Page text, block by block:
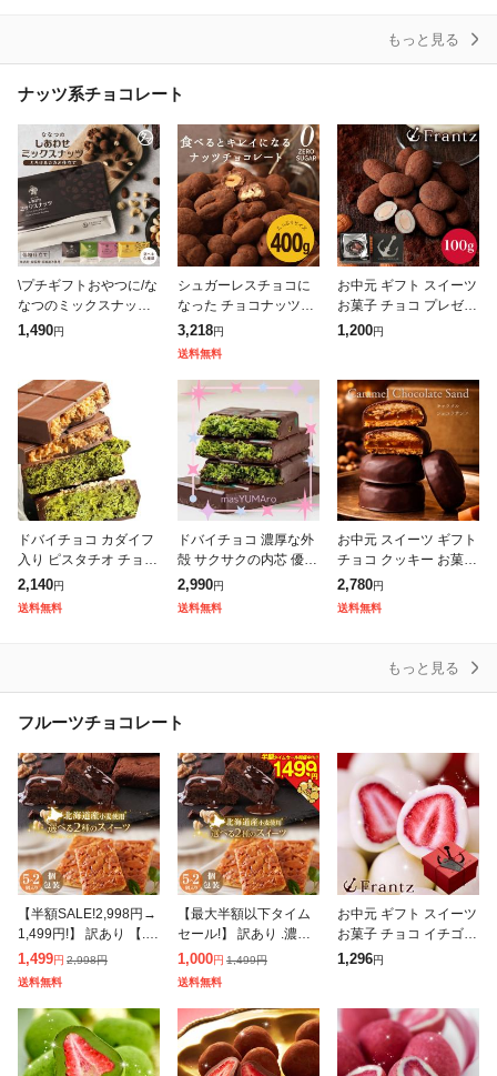
もっと見る
ナッツ系チョコレート
\プチギフトおやつに/な
なつのミックスナッツ
チョコ (選べる カカオ/
ト ナッツ
1,490円
シュガーレスチョコに
なった チョコナッツMI
X 400g チョコレート
お返しヘルシー スイー
ツ ダイエット ロカボ
アー
3,218円
送料無料
お中元 ギフト スイーツ
お菓子 チョコ プレゼン
ト チョコレート 洋菓子
レーン
1,200円
ドバイチョコ カダイフ
入り ピスタチオ チョコ
レート クナーファ チョ
コレート菓子 ナッツ チ
2,140円
送料無料
ドバイチョコ 濃厚な外
殻 サクサクの内芯 優質
なジャム フィックス ド
バイ チョコレート FIX
2,990円
送料無料
お中元 スイーツ ギフト
チョコ クッキー お菓子
個包装 キャラメルショ
コラサンド 5個入 キャ
2,780円
送料無料
もっと見る
フルーツチョコレート
【半額SALE!2,998円→
1,499円!】 訳あり 【.濃
厚ショコラブラウニー
黄金フロランタン10
1,499円 2,998円
送料無料
【最大半額以下タイム
セール!】 訳あり .濃厚
ショコラブラウニー黄
金フロランタン5個.【D
チギフト ス
1,000円 1,499円
送料無料
お中元 ギフト スイーツ
お菓子 チョコ イチゴ
いちご 苺 プレゼント
1,296円